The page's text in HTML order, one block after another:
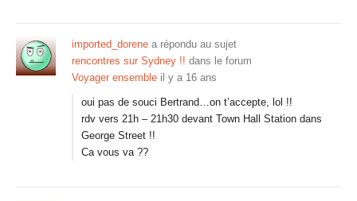
imported_dorene a répondu au sujet
rencontres sur Sydney !! dans le forum
Voyager ensemble il y a 16 ans
oui pas de souci Bertrand…on t’accepte, lol !!
rdv vers 21h – 21h30 devant Town Hall Station dans
George Street !!
Ca vous va ??